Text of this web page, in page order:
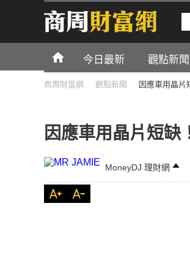
今日最新 觀點新聞
商周財富網 觀點新聞 因應車用晶片
因應車用晶片短缺
MoneyDJ 理財網